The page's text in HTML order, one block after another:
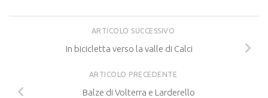
ARTICOLO SUCCESSIVO
In bicicletta verso la valle di Calci
ARTICOLO PRECEDENTE
Balze di Volterra e Larderello